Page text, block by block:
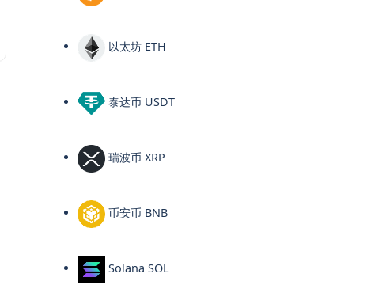
以太坊 ETH
泰达币 USDT
瑞波币 XRP
币安币 BNB
Solana SOL